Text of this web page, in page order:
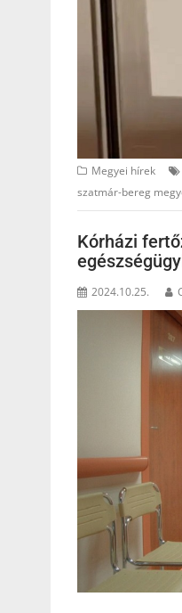
Megyei hírek
szatmár-bereg
Kórházi
2024.10.25.